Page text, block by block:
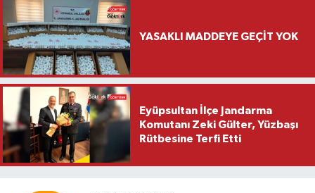
YASAKLI MADDEYE GEÇİT YOK
Eyüpsultan İlçe Jandarma
Komutanı Zeki Gülter, Yüzbaşı
Rütbesine Terfi Etti